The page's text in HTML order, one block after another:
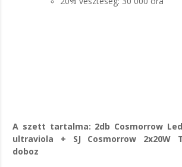
A szett tartalma: 2db Cosmorrow Led
ultraviola + SJ Cosmorrow 2x20W
doboz